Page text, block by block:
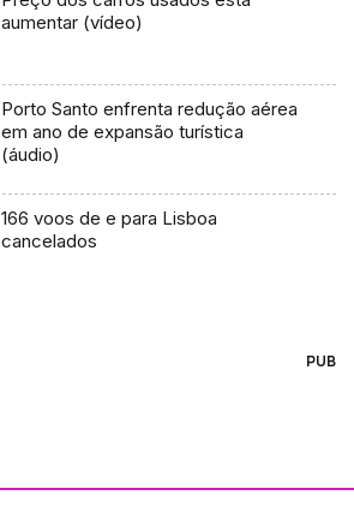
aumentar (vídeo)
Porto Santo enfrenta redução aérea
em ano de expansão turística
(áudio)
166 voos de e para Lisboa
cancelados
PUB